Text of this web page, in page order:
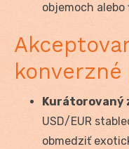
objemoch
Kurátorovaný
USD/EUR
obmedziť